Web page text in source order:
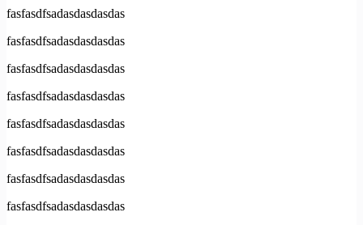
fasfasdfsadasdasdasdas
fasfasdfsadasdasdasdas
fasfasdfsadasdasdasdas
fasfasdfsadasdasdasdas
fasfasdfsadasdasdasdas
fasfasdfsadasdasdasdas
fasfasdfsadasdasdasdas
fasfasdfsadasdasdasdas